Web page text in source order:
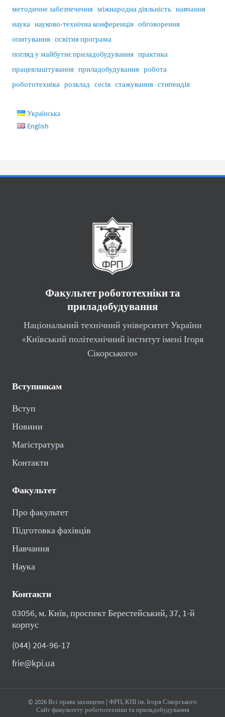
методичне забезпечення міжнародна діяльність навчання
наука науково-технічна конференція обговорення
опитування освітня програма
погляд у майбутнє приладобудування практика
працевлаштування приладобудування робота
робототехніка розклад сесія стажування стипендія
Українська
English
Факультет робототехніки та
приладобудування
Національний технічний університет України
«Київський політехнічний інститут імені Ігоря
Сікорського»
Вступникам
Вступ
Новини
Магістратура
Контакти
Факультет
Про факультет
Підготовка фахівців
Навчання
Наука
Контакти
03056, м. Київ, проспект Берестейський, 37, 1-й
корпус
(044) 204-96-17
frie@kpi.ua
© 2026 Всі права захищено | ФРП, КПІ ім. Ігоря Сікорського
Сайт факультету робототехніки та приладобудування